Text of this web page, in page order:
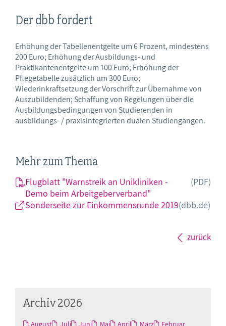
Der dbb fordert
Erhöhung der Tabellenentgelte um 6 Prozent, mindestens
200 Euro; Erhöhung der Ausbildungs- und
Praktikantenentgelte um 100 Euro; Erhöhung der
Pflegetabelle zusätzlich um 300 Euro;
Wiederinkraftsetzung der Vorschrift zur Übernahme von
Auszubildenden; Schaffung von Regelungen über die
Ausbildungsbedingungen von Studierenden in
ausbildungs- / praxisintegrierten dualen Studiengängen.
Mehr zum Thema
Flugblatt "Warnstreik an Unikliniken -
Demo beim Arbeitgeberverband"
(PDF)
Sonderseite zur Einkommensrunde 2019(dbb.de)
zurück
Archiv 2026
August Juli Juni Mai April März Februar